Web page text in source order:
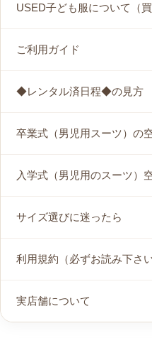
USED子ども服について（買
ご利用ガイド
◆レンタル済日程◆の見方
卒業式（男児用スーツ）の
入学式（男児用のスーツ）
サイズ選びに迷ったら
利用規約（必ずお読み下さい
実店舗について